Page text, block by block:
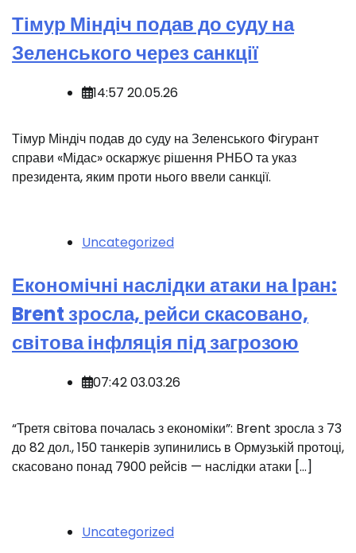
Тімур Міндіч подав до суду на
Зеленського через санкції
14:57 20.05.26
️Тімур Міндіч подав до суду на Зеленського Фігурант
справи «Мідас» оскаржує рішення РНБО та указ
президента, яким проти нього ввели санкції.
Uncategorized
Економічні наслідки атаки на Іран:
Brent зросла, рейси скасовано,
світова інфляція під загрозою
07:42 03.03.26
“Третя світова почалась з економіки”: Brent зросла з 73
до 82 дол., 150 танкерів зупинились в Ормузькій протоці,
скасовано понад 7900 рейсів — наслідки атаки […]
Uncategorized